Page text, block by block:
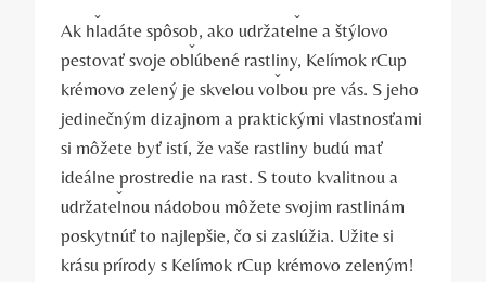
Ak hľadáte spôsob, ako udržateľne a štýlovo
pestovať svoje obľúbené rastliny, Kelímok rCup
krémovo zelený je skvelou voľbou pre vás. S jeho
jedinečným dizajnom a praktickými vlastnosťami
si môžete byť istí, že vaše rastliny budú mať
ideálne prostredie na rast. S touto kvalitnou a
udržateľnou nádobou môžete svojim rastlinám
poskytnúť to najlepšie, čo si zaslúžia. Užite si
krásu prírody s Kelímok rCup krémovo zeleným!